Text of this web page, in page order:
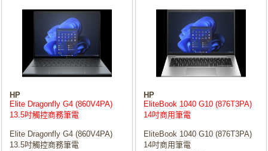
HP
Elite Dragonfly G4 (860V4PA)
13.5吋觸控商務筆電
Elite Dragonfly G4 (860V4PA)
13.5吋觸控商務筆電
HP
EliteBook 1040 G10 (876T3PA)
14吋商用筆電
EliteBook 1040 G10 (876T3PA)
14吋商用筆電